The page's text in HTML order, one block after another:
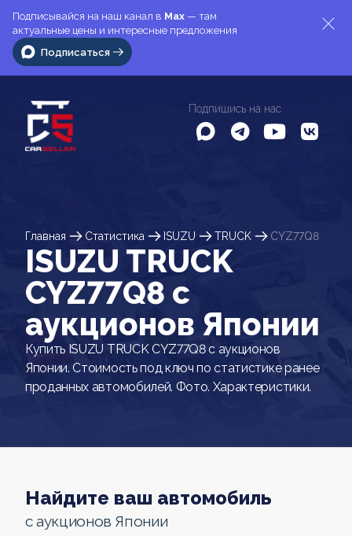
Подписывайся на наш канал в Max — там
актуальные цены и интересные предложения
Подписаться
Подпишись на нас
Главная Статистика ISUZU TRUCK CYZ77Q8
ISUZU TRUCK
CYZ77Q8 c
аукционов Японии
Купить ISUZU TRUCK CYZ77Q8 с аукционов
Японии. Стоимость под ключ по статистике ранее
проданных автомобилей. Фото. Характеристики.
Найдите ваш автомобиль
с аукционов Японии